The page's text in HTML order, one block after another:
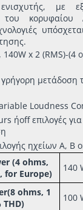
με
κορυφαίου
x 2 (RMS)-(4
μετάδοση
Loudness
ήoff επιλογές
ηχείων A, B
(4 ohms,
for Europe)
140
ohms, 1
THD)
100